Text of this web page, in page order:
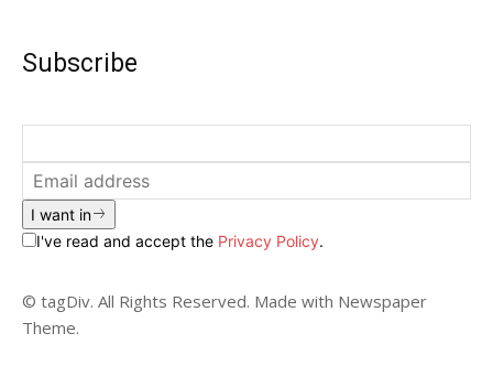
Subscribe
I want in
I've read and accept the Privacy Policy.
© tagDiv. All Rights Reserved. Made with Newspaper
Theme.